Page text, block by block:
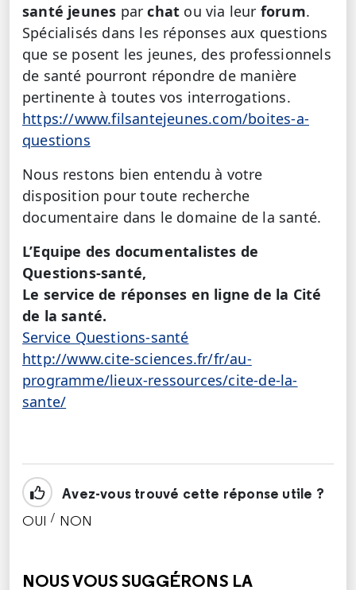
santé jeunes parchat ou via leur forum.
Spécialisés dans les réponses aux questions
que se posent les jeunes, des professionnels
de santé pourront répondre de manière
pertinente à toutes vos interrogations.
https://www.filsantejeunes.com/boites-a-
questions
Nous restons bien entendu à votre
disposition pour toute recherche
documentaire dans le domaine de la santé.
L’Equipe des documentalistes de
Questions-santé,
Le service de réponses en ligne de la Cité
de la santé.
Service Questions-santé
http://www.cite-sciences.fr/fr/au-
programme/lieux-ressources/cite-de-la-
sante/
Avez-vous trouvé cette réponse utile ?
OUI / NON
NOUS VOUS SUGGÉRONS LA